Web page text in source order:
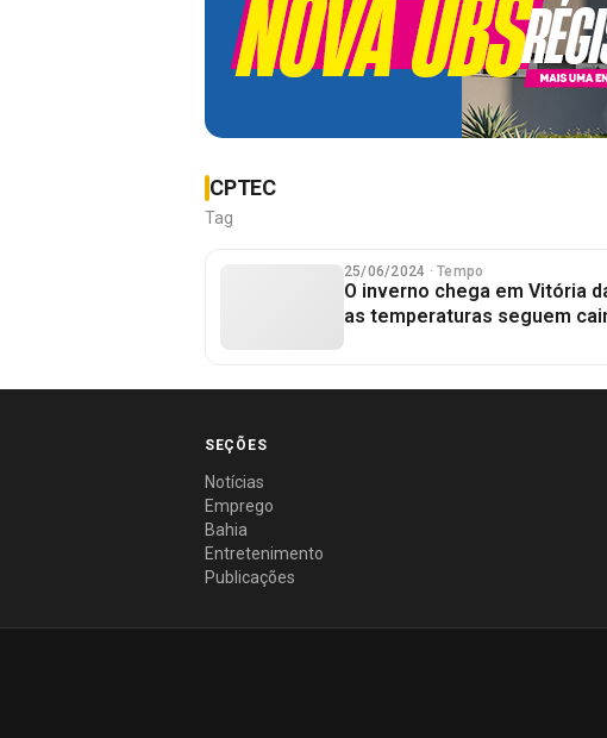
CPTEC
Tag
25/06/2024 · Tempo
O inverno chega em Vitória
as temperaturas seguem
SEÇÕES
Notícias
Emprego
Bahia
Entretenimento
Publicações